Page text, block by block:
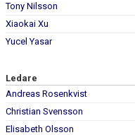
Tony Nilsson
Xiaokai Xu
Yucel Yasar
Ledare
Andreas Rosenkvist
Christian Svensson
Elisabeth Olsson